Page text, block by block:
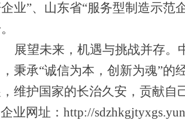
业”、山东省“服务型制造示范
展望未来，机遇与挑战并存。
秉承“诚信为本，创新为魂”的
维护国家的长治久安，贡献自
业网址 ： http://